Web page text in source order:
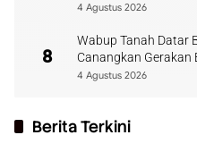
4 Agustus 2026
8
Wabup Tanah Datar
Canangkan Gerakan
4 Agustus 2026
Berita Terkini